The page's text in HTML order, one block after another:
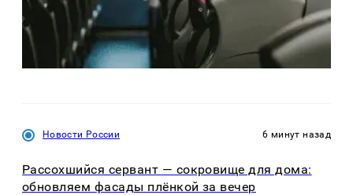
Новости России 6 минут назад
Рассохшийся сервант — сокровище для дома:
обновляем фасады плёнкой за вечер